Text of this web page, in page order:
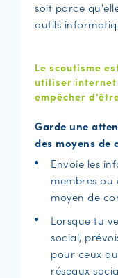
soit parce
outils
Le scoutisme
utiliser internet
empêcher
Garde une
des moyens de
Envoie les
membres
moyen de
Lorsque tu
social,
pour ceux
réseaux